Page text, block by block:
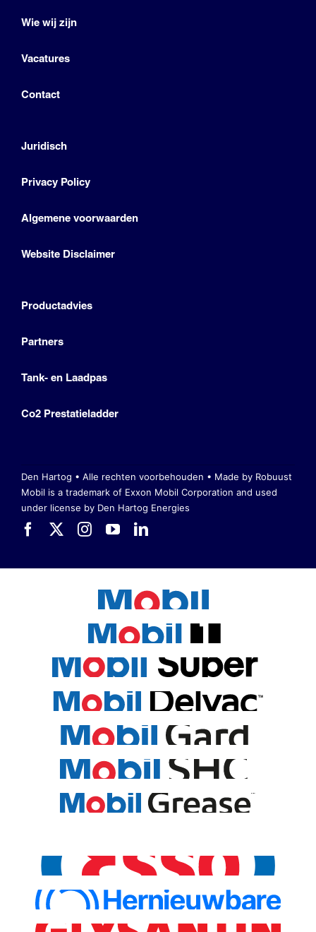
Wie wij zijn
Vacatures
Contact
Juridisch
Privacy Policy
Algemene voorwaarden
Website Disclaimer
Productadvies
Partners
Tank- en Laadpas
Co2 Prestatieladder
Den Hartog • Alle rechten voorbehouden • Made by Robuust
Mobil is a trademark of Exxon Mobil Corporation and used
under license by Den Hartog Energies